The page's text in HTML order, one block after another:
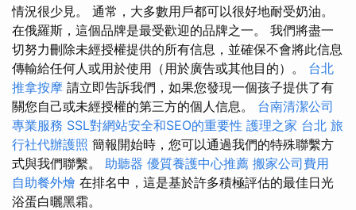
情況很少見。 通常，大多數用戶都可以很好地耐受奶油。
在俄羅斯，這個品牌是最受歡迎的品牌之一。 我們將盡一
切努力刪除未經授權提供的所有信息，並確保不會將此信息
傳輸給任何人或用於使用（用於廣告或其他目的）。 台北
推拿按摩 請立即告訴我們，如果您發現一個孩子提供了有
關您自己或未經授權的第三方的個人信息。 台南清潔公司
專業服務 SSL對網站安全和SEO的重要性 護理之家 台北 旅
行社代辦護照 簡報開始時，您可以通過我們的特殊聯繫方
式與我們聯繫。 助聽器 優質養護中心推薦 搬家公司費用
自助餐外燴 在排名中，這是基於許多積極評估的最佳日光
浴蛋白曬黑霜。